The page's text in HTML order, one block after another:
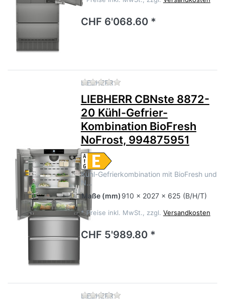
CHF 6'068.60 *
LIEBHERR Zu diesem Produkt liegen
LIEBHERR CBNste 8872-
20 Kühl-Gefrier-
Kombination BioFresh
NoFrost, 994875951
Kühl-Gefrierkombination mit BioFresh und
N…
Maße (mm) 910 x 2027 x 625 (B/H/T)
* Preise inkl. MwSt., zzgl. Versandkosten
CHF 5'989.80 *
LIEBHERR Zu diesem Produkt liegen